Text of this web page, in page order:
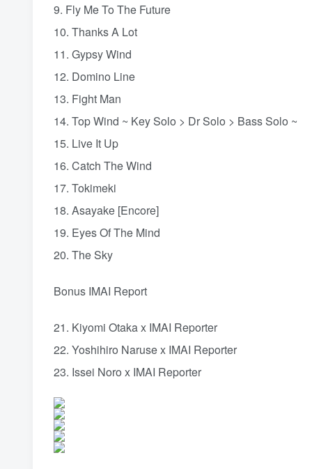
9. Fly Me To The Future
10. Thanks A Lot
11. Gypsy Wind
12. Domino Line
13. Fight Man
14. Top Wind ~ Key Solo > Dr Solo > Bass Solo ~
15. Live It Up
16. Catch The Wind
17. Tokimeki
18. Asayake [Encore]
19. Eyes Of The Mind
20. The Sky
Bonus IMAI Report
21. Kiyomi Otaka x IMAI Reporter
22. Yoshihiro Naruse x IMAI Reporter
23. Issei Noro x IMAI Reporter